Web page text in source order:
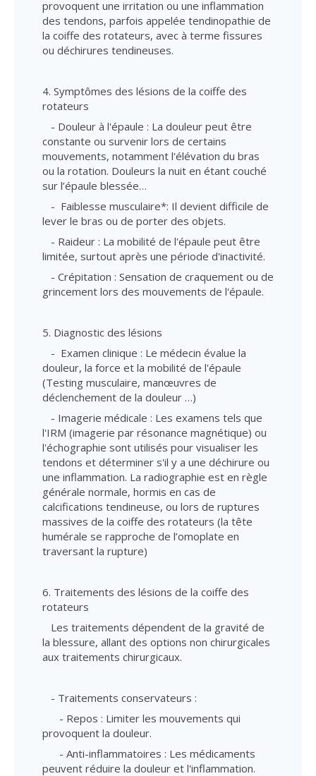
provoquent une irritation ou une inflammation
des tendons, parfois appelée tendinopathie de
la coiffe des rotateurs, avec à terme fissures
ou déchirures tendineuses.
4. Symptômes des lésions de la coiffe des
rotateurs
- Douleur à l'épaule : La douleur peut être
constante ou survenir lors de certains
mouvements, notamment l'élévation du bras
ou la rotation. Douleurs la nuit en étant couché
sur l’épaule blessée…
- Faiblesse musculaire*: Il devient difficile de
lever le bras ou de porter des objets.
- Raideur : La mobilité de l'épaule peut être
limitée, surtout après une période d'inactivité.
- Crépitation : Sensation de craquement ou de
grincement lors des mouvements de l'épaule.
5. Diagnostic des lésions
- Examen clinique : Le médecin évalue la
douleur, la force et la mobilité de l'épaule
(Testing musculaire, manœuvres de
déclenchement de la douleur …)
- Imagerie médicale : Les examens tels que
l'IRM (imagerie par résonance magnétique) ou
l'échographie sont utilisés pour visualiser les
tendons et déterminer s'il y a une déchirure ou
une inflammation. La radiographie est en règle
générale normale, hormis en cas de
calcifications tendineuse, ou lors de ruptures
massives de la coiffe des rotateurs (la tête
humérale se rapproche de l’omoplate en
traversant la rupture)
6. Traitements des lésions de la coiffe des
rotateurs
Les traitements dépendent de la gravité de
la blessure, allant des options non chirurgicales
aux traitements chirurgicaux.
- Traitements conservateurs :
- Repos : Limiter les mouvements qui
provoquent la douleur.
- Anti-inflammatoires : Les médicaments
peuvent réduire la douleur et l'inflammation.